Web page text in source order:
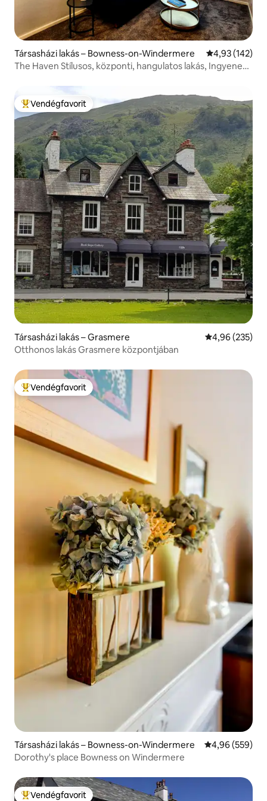
Társasházi lakás – Bowness-on-Windermere Átlagos
4,93 (142)
The Haven Stílusos, központi, hangulatos lakás, Ingyenes
Kiemelt vendégfavorit
Vendégfavorit
Társasházi lakás – Grasmere Átlagos
4,96 (235)
Otthonos lakás Grasmere központjában
Kiemelt vendégfavorit
Vendégfavorit
Társasházi lakás – Bowness-on-Windermere Átlagos
4,96 (559)
Dorothy's place Bowness on Windermere
Vendégfavorit